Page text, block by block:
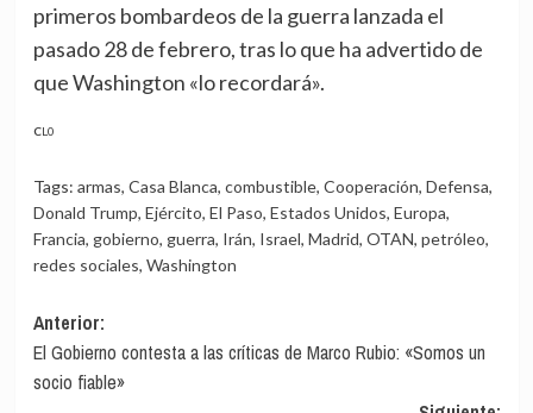
primeros bombardeos de la guerra lanzada el
pasado 28 de febrero, tras lo que ha advertido de
que Washington «lo recordará».
CL0
Tags: armas, Casa Blanca, combustible, Cooperación, Defensa,
Donald Trump, Ejército, El Paso, Estados Unidos, Europa,
Francia, gobierno, guerra, Irán, Israel, Madrid, OTAN, petróleo,
redes sociales, Washington
Navegación
de
Anterior:
El Gobierno contesta a las críticas de Marco Rubio: «Somos un
socio fiable»